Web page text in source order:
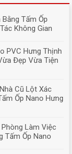
Tấm Ốp
Không Gian
PVC Hưng Thịnh
Đẹp Vừa Tiện
Cũ Lột Xác
Ốp Nano Hưng
Làm Việc
Tấm Ốp Nano